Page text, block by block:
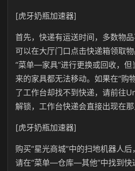
[虎牙奶瓶加速器]
首先，快递有运送时间，多数物
可以在大厅门口点击快递箱领取
“菜单—家具”进行更换或回收，但
来的家具都无法移动。如果在“购
了工作台却找不到快递，请前往
解锁，工作台快递会直接出现在那
[虎牙奶瓶加速器]
购买“星光商城”中的扫地机器人后
请在“菜单—仓库—其他”中找到快